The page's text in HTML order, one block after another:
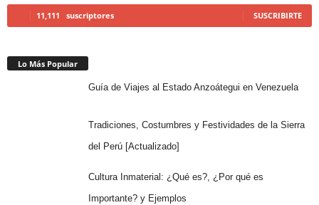
11,111 suscriptores SUSCRIBIRTE
Lo Más Popular
Guía de Viajes al Estado Anzoátegui en Venezuela
Tradiciones, Costumbres y Festividades de la Sierra
del Perú [Actualizado]
Cultura Inmaterial: ¿Qué es?, ¿Por qué es
Importante? y Ejemplos